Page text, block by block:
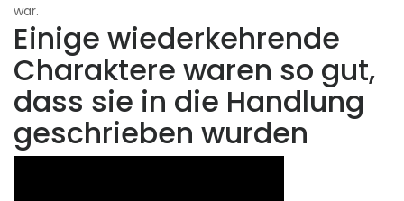
war.
Einige wiederkehrende
Charaktere waren so gut,
dass sie in die Handlung
geschrieben wurden